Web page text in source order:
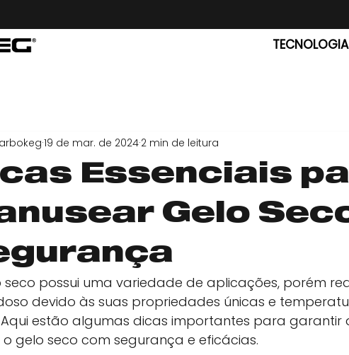
Essenciais
Gelo
19 de mar. de 2024 2 min de leitura
seco possui uma variedade de aplicações, porém
devido às suas propriedades únicas e
estão algumas dicas importantes para garantir
o gelo seco com segurança e eficácias.